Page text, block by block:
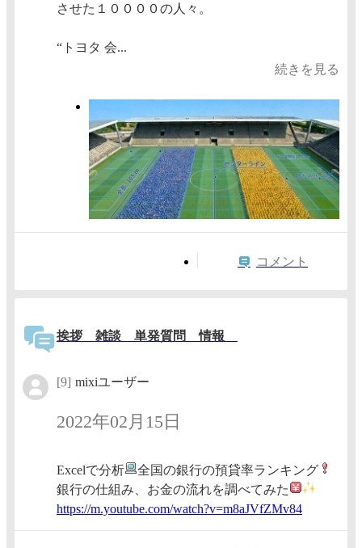
させた１００００の人々。
“トヨタ 会...
続きを見る
コメント
挨拶 雑談 単発質問 情報
[9] mixiユーザー
2022年02月15日
Excelで分析
全国の銀行の預貸率ランキング
銀行の仕組み、お金の流れを調べてみた
https://m.youtube.com/watch?v=m8aJVfZMv84